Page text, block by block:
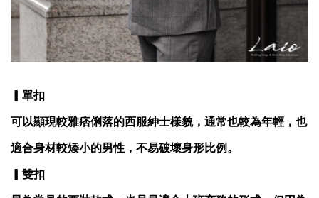
▎單扣
可以顯現較雅痞俐落的西服紳士樣貌，通常也較為年輕，也
適合身材較矮小的男性，不易破壞身形比例。
▎雙扣